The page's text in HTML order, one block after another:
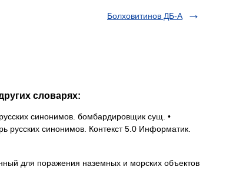
Болховитинов ДБ-А
словарях:
синонимов. бомбардировщик сущ. •
русских синонимов. Контекст 5.0 Информатик.
для поражения наземных и морских объектов